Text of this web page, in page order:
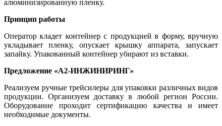
алюминизированную пленку.
Принцип работы
Оператор кладет контейнер с продукцией в форму, вручную
укладывает пленку, опускает крышку аппарата, запускает
запайку. Упакованный контейнер убирают из вставки.
Предложение «А2-ИНЖИНИРИНГ»
Реализуем ручные трейсилеры для упаковки различных видов
продукции. Организуем доставку в любой регион России.
Оборудование проходит сертификацию качества и имеет
необходимые документы.